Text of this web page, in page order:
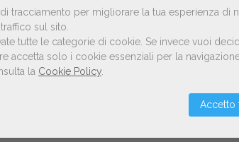
tracciamento per migliorare la tua esperienza di
sul sito.
tutte le categorie di cookie. Se invece vuoi
accetta solo i cookie essenziali per la
la Cookie Policy
Accetto